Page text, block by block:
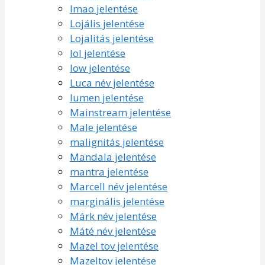
lmao jelentése
Lojális jelentése
Lojalitás jelentése
lol jelentése
low jelentése
Luca név jelentése
lumen jelentése
Mainstream jelentése
Male jelentése
malignitás jelentése
Mandala jelentése
mantra jelentése
Marcell név jelentése
marginális jelentése
Márk név jelentése
Máté név jelentése
Mazel tov jelentése
Mazeltov jelentése